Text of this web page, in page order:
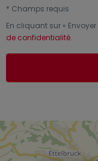
* Champs requis
En cliquant sur « Envoyer
de confidentialité.